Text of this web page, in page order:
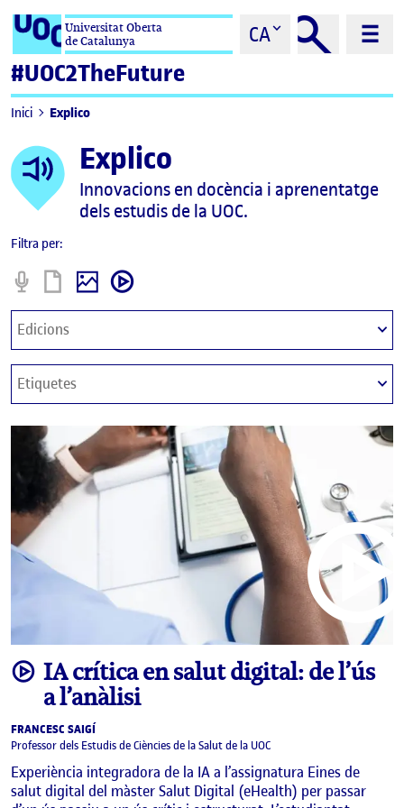
Saltar al contingutUniversitat Oberta
de Catalunya
CA
#UOC2TheFuture
Inici Explico
Explico
Innovacions en docència i aprenentatge
dels estudis de la UOC.
Filtra per:
PodcastInformeimatgevideo
videoIA crítica en salut digital: de l’ús
a l’anàlisi
FRANCESC SAIGÍ
Professor dels Estudis de Ciències de la Salut de la UOC
Experiència integradora de la IA a l’assignatura Eines de
salut digital del màster Salut Digital (eHealth) per passar